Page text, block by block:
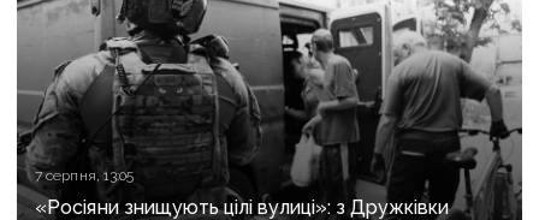
7 серпня, 13:05
«Росіяни знищують цілі вулиці»: з Дружківки